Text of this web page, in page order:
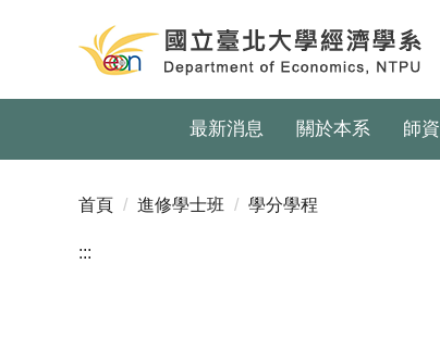
要
最新消息 關於本系 師資
首頁 進修學士班 學分學程
:::